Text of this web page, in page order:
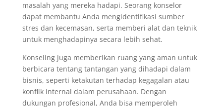
masalah yang mereka hadapi. Seorang konselor
dapat membantu Anda mengidentifikasi sumber
stres dan kecemasan, serta memberi alat dan teknik
untuk menghadapinya secara lebih sehat.
Konseling juga memberikan ruang yang aman untuk
berbicara tentang tantangan yang dihadapi dalam
bisnis, seperti ketakutan terhadap kegagalan atau
konflik internal dalam perusahaan. Dengan
dukungan profesional, Anda bisa memperoleh